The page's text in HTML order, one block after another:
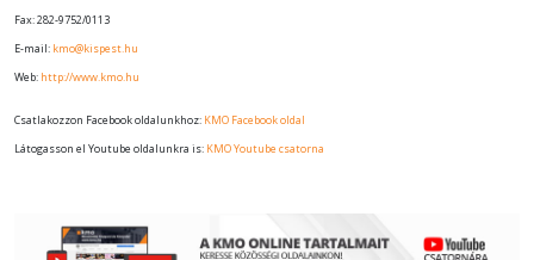
Fax: 282-9752/0113
E-mail: kmo@kispest.hu
Web: http://www.kmo.hu
Csatlakozzon Facebook oldalunkhoz: KMO Facebook oldal
Látogasson el Youtube oldalunkra is: KMO Youtube csatorna